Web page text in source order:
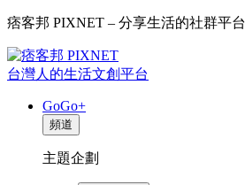
痞客邦 PIXNET – 分享生活的社群平台
台灣人的生活文創平台
GoGo+
頻道
主題企劃